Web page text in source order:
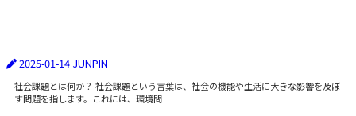
2025-01-14 JUNPIN
社会課題とは何か？ 社会課題という言葉は、社会の機能や生活に大きな影響を及ぼ
す問題を指します。これには、環境問…